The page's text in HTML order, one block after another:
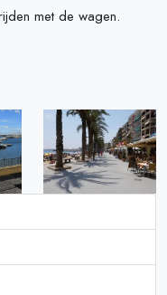
met de wagen.